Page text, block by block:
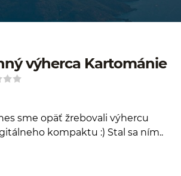
výherca Kartománie
sme opäť žrebovali výhercu
kompaktu :) Stal sa ním..